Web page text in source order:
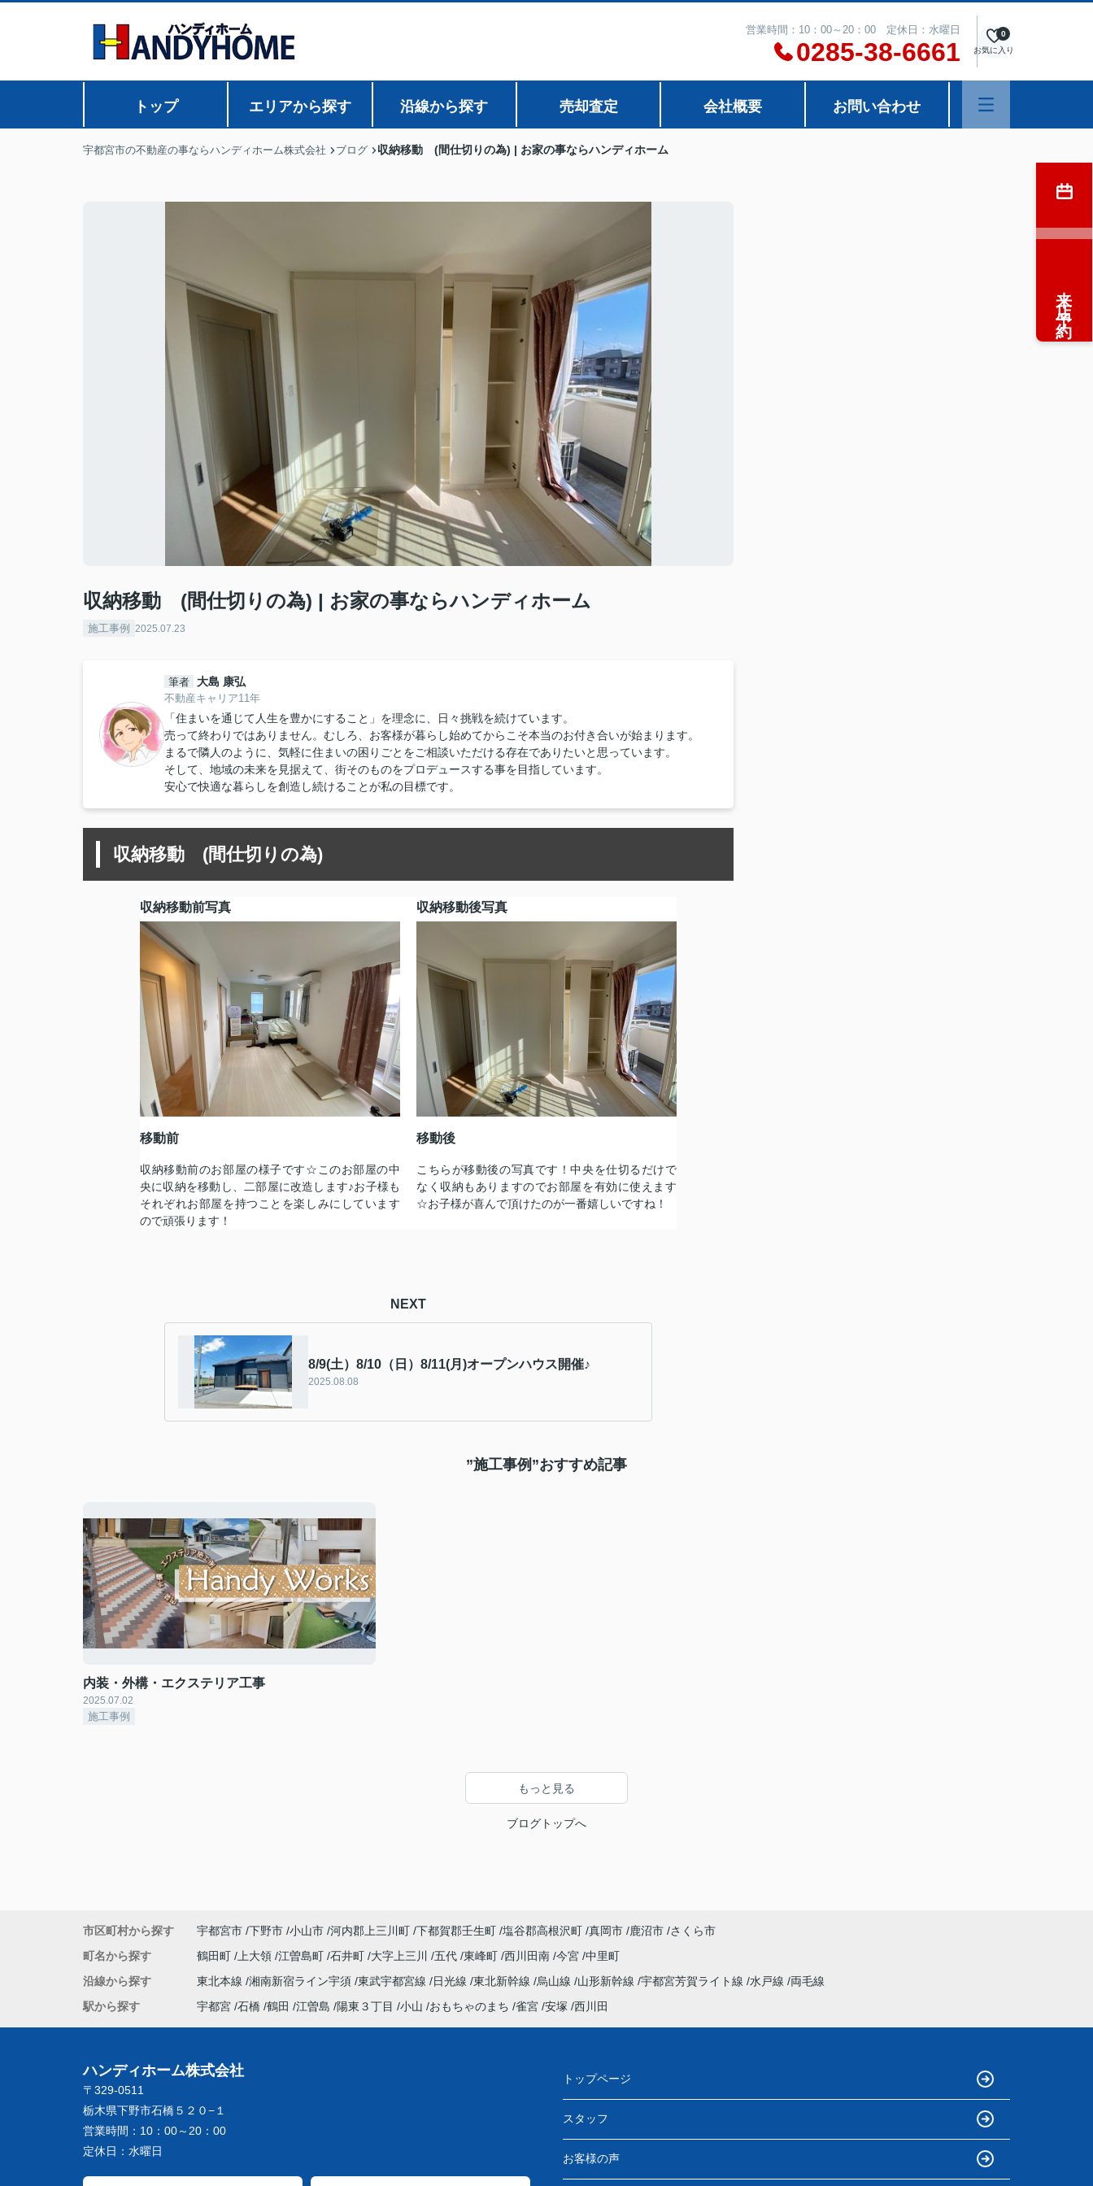
営業時間：10：00～20：00 定休日：水曜日
0285-38-6661 お気に入り
0
トップ エリアから探す 沿線から探す 売却査定 会社概要 お問い合わせ
宇都宮市の不動産の事ならハンディホーム株式会社 ブログ 収納移動 (間仕切りの為) | お家の事ならハンディホーム
収納移動 (間仕切りの為) | お家の事ならハンディホーム
施工事例 2025.07.23
筆者 大島 康弘
不動産キャリア11年
「住まいを通じて人生を豊かにすること」を理念に、日々挑戦を続けています。
売って終わりではありません。むしろ、お客様が暮らし始めてからこそ本当のお付き合いが始まります。
まるで隣人のように、気軽に住まいの困りごとをご相談いただける存在でありたいと思っています。
そして、地域の未来を見据えて、街そのものをプロデュースする事を目指しています。
安心で快適な暮らしを創造し続けることが私の目標です。
収納移動 (間仕切りの為)
収納移動前写真
移動前
収納移動前のお部屋の様子です☆このお部屋の中
央に収納を移動し、二部屋に改造します♪お子様も
それぞれお部屋を持つことを楽しみにしています
ので頑張ります！
収納移動後写真
移動後
こちらが移動後の写真です！中央を仕切るだけで
なく収納もありますのでお部屋を有効に使えます
☆お子様が喜んで頂けたのが一番嬉しいですね！
NEXT
8/9(土）8/10（日）8/11(月)オープンハウス開催♪
2025.08.08
”施工事例”おすすめ記事
内装・外構・エクステリア工事
2025.07.02
施工事例
もっと見る
ブログトップへ
来店予約
市区町村から探す 宇都宮市 下野市 小山市 河内郡上三川町 下都賀郡壬生町 塩谷郡高根沢町 真岡市 鹿沼市
さくら市
町名から探す
鶴田町 上大領 江曽島町 石井町 大字上三川 五代 東峰町 西川田南 今宮 中里町
沿線から探す
東北本線 湘南新宿ライン宇須 東武宇都宮線 日光線 東北新幹線 烏山線 山形新幹線 宇都宮芳賀ライト線 水戸線
両毛線
駅から探す
宇都宮 石橋 鶴田 江曽島 陽東３丁目 小山 おもちゃのまち 雀宮 安塚 西川田
ハンディホーム株式会社
〒329-0511
栃木県下野市石橋５２０−１
営業時間： 10：00～20：00
定休日： 水曜日
トップページ
スタッフ
お客様の声